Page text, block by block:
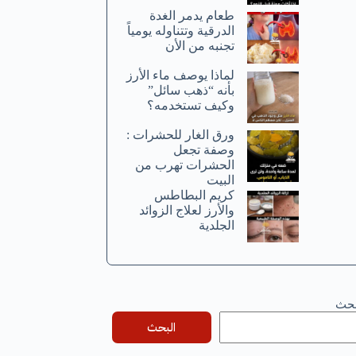
طعام يدمر الغدة
الدرقية وتتناوله يومياً
تجنبه من الأن
لماذا يوصف ماء الأرز
بأنه “ذهب سائل”
وكيف تستخدمه؟
ورق الغار للحشرات :
وصفة تجعل
الحشرات تهرب من
البيت
كريم البطاطس
والأرز لعلاج الزوائد
الجلدية
البحث